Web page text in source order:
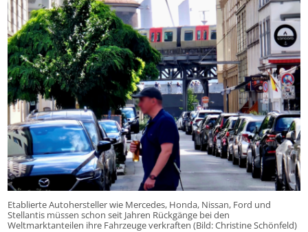
Etablierte Autohersteller wie Mercedes, Honda, Nissan, Ford und
Stellantis müssen schon seit Jahren Rückgänge bei den
Weltmarktanteilen ihre Fahrzeuge verkraften (Bild: Christine Schönfeld)